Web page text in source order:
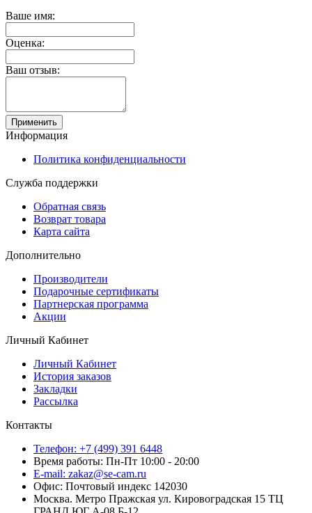
Ваше имя:
Оценка:
Ваш отзыв:
Применить
Информация
Политика конфиденциальности
Служба поддержки
Обратная связь
Возврат товара
Карта сайта
Дополнительно
Производители
Подарочные сертификаты
Партнерская программа
Акции
Личный Кабинет
Личный Кабинет
История заказов
Закладки
Рассылка
Контакты
Телефон: +7 (499) 391 6448
Время работы: Пн-Пт 10:00 - 20:00
E-mail: zakaz@se-cam.ru
Офис: Почтовый индекс 142030
Москва. Метро Пражская ул. Кировоградская 15 ТЦ